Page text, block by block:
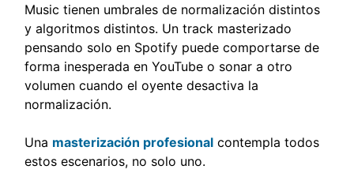
Music tienen umbrales de normalización distintos
y algoritmos distintos. Un track masterizado
pensando solo en Spotify puede comportarse de
forma inesperada en YouTube o sonar a otro
volumen cuando el oyente desactiva la
normalización.
Una masterización profesional contempla todos
estos escenarios, no solo uno.